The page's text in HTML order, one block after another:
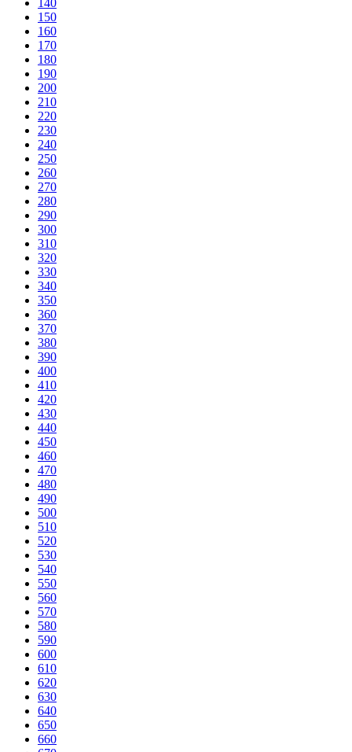
150
160
170
180
190
200
210
220
230
240
250
260
270
280
290
300
310
320
330
340
350
360
370
380
390
400
410
420
430
440
450
460
470
480
490
500
510
520
530
540
550
560
570
580
590
600
610
620
630
640
650
660